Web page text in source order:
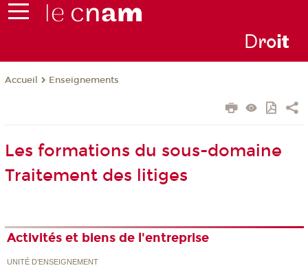
Droit
Accueil Enseignements
Les formations du sous-domaine
Traitement des litiges
Activités et biens de l'entreprise
UNITÉ D’ENSEIGNEMENT